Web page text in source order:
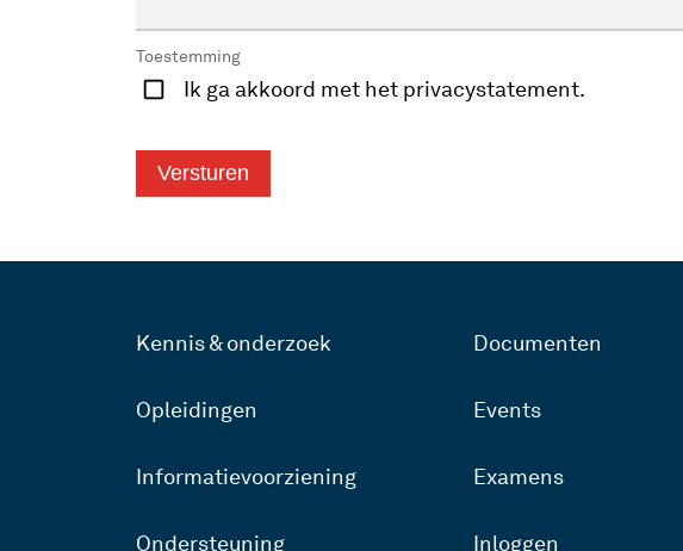
Toestemming
Ik ga akkoord met het privacystatement.
Kennis & onderzoek
Opleidingen
Informatievoorziening
Ondersteuning
Documenten
Events
Examens
Inloggen